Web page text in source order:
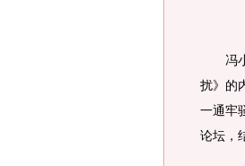
冯小
扰》的
一通牢
论坛，